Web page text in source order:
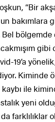
“Bir
bakımlara
bölgemde
19’a
Kiminde
ile
yeni
farklılıklar